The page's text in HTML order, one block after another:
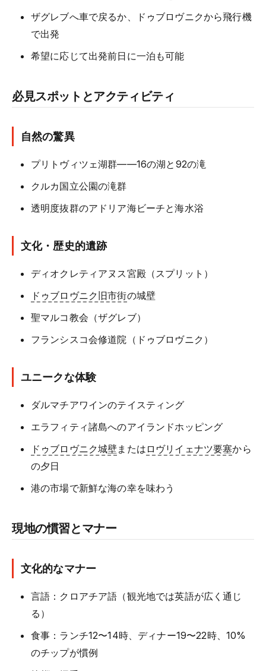
ザグレブへ車で戻るか、ドゥブロヴニクから飛行機
で出発
希望に応じて出発前日に一泊も可能
必見スポットとアクティビティ
自然の驚異
プリトヴィツェ湖群——16の湖と92の滝
クルカ国立公園の滝群
透明度抜群のアドリア海ビーチと海水浴
文化・歴史的遺跡
ディオクレティアヌス宮殿（スプリット）
ドゥブロヴニク旧市街の城壁
聖マルコ教会（ザグレブ）
フランシスコ会修道院（ドゥブロヴニク）
ユニークな体験
ダルマチアワインのテイスティング
エラフィティ諸島へのアイランドホッピング
ドゥブロヴニク城壁または ロヴリイェナツ要塞から
の夕日
港の市場で新鮮な海の幸を味わう
現地の慣習とマナー
文化的なマナー
言語：クロアチア語（観光地では英語が広く通じ
る）
食事：ランチ12〜14時、ディナー19〜22時、10%
のチップが慣例